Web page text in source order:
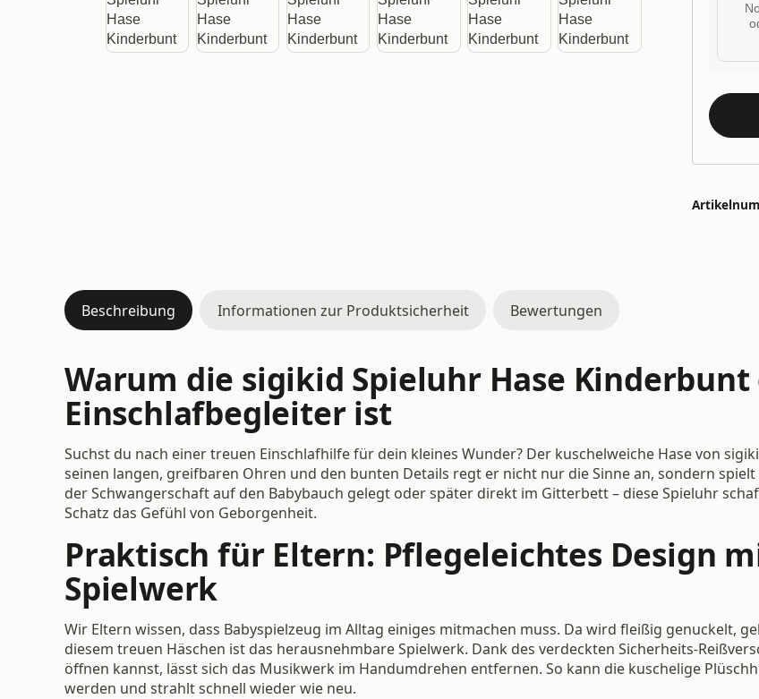
Beschreibung Informationen zur Produktsicherheit Bewertungen
Warum die sigikid Spieluhr Hase
Einschlafbegleiter ist
Suchst du nach einer treuen Einschlafhilfe für dein kleines Wunder? Der kuschelweiche Hase von
seinen langen, greifbaren Ohren und den bunten Details regt er nicht nur die Sinne an, sondern
der Schwangerschaft auf den Babybauch gelegt oder später direkt im Gitterbett – diese Spieluhr
Schatz das Gefühl von Geborgenheit.
Praktisch für Eltern: Pflegeleichtes Design
Spielwerk
Wir Eltern wissen, dass Babyspielzeug im Alltag einiges mitmachen muss. Da wird fleißig genuckelt,
diesem treuen Häschen ist das herausnehmbare Spielwerk. Dank des verdeckten Sicherheits-
öffnen kannst, lässt sich das Musikwerk im Handumdrehen entfernen. So kann die kuschelige
werden und strahlt schnell wieder wie neu.